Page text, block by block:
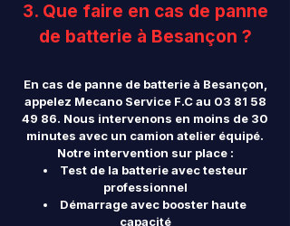
3. Que faire en cas de panne
de batterie à Besançon ?
En cas de panne de batterie à Besançon,
appelez Mecano Service F.C au 03 81 58
49 86. Nous intervenons en moins de 30
minutes avec un camion atelier équipé.
Notre intervention sur place :
Test de la batterie avec testeur
professionnel
Démarrage avec booster haute
capacité